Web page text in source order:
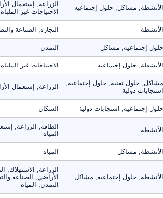
الأنشطة, مشاكل, حلول إجتماعيه
الزراعة, إستعمال
الاحتياجات غير
الأنشطة التجاره, الصناعة
حلول إجتماعيه, مشاكل التمدن
الأنشطة, حلول إجتماعيه الاحتياجات غير الملباه
مشاكل, حلول تقنيه, حلول إجتماعيه,
استجابات دولية
الزراعة, إستعمال
حلول إجتماعيه, استجابات دولية السكان
الأنشطة
الطاقه, الزراعة,
المياه
الأنشطة, مشاكل المياه
الأنشطة, حلول إجتماعيه, مشاكل
الزراعة, الاستهلاك,
الأراضي, الصناعة
التمدن, المياه